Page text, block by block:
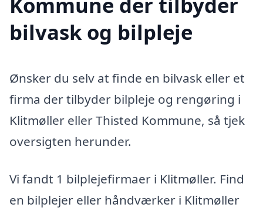
bilvask og bilpleje
Ønsker du selv at finde en bilvask eller et
firma der tilbyder bilpleje og rengøring i
Klitmøller eller Thisted Kommune, så tjek
oversigten herunder.
Vi fandt 1 bilplejefirmaer i Klitmøller. Find
en bilplejer eller håndværker i Klitmøller